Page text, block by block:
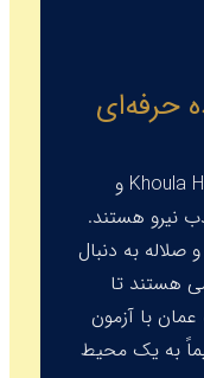
حرفه‌ای
Khoula و
نیرو هستند.
به دنبال
هستند تا
به یک محیط